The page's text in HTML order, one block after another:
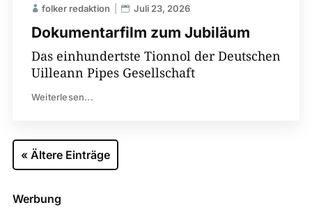
Dokumentarfilm zum Jubiläum
folker redaktion Juli 23, 2026
Das einhundertste Tionnol der Deutschen
Uilleann Pipes Gesellschaft
Weiterlesen...
« Ältere Einträge
Werbung